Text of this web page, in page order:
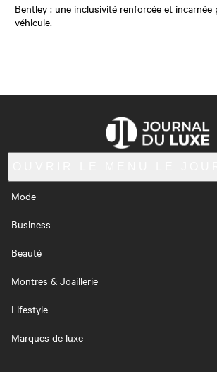
Bentley : une inclusivité renforcée et incarnée
véhicule.
Mode
Business
Beauté
Montres & Joaillerie
Lifestyle
Marques de luxe